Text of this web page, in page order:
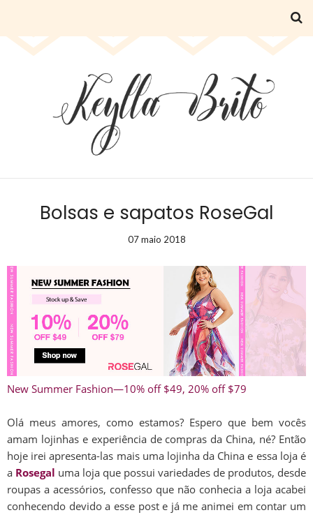
Bolsas e sapatos RoseGal
07 maio 2018
New Summer Fashion—10% off $49, 20% off $79
Olá meus amores, como estamos? Espero que bem vocês
amam lojinhas e experiência de compras da China, né? Então
hoje irei apresenta-las mais uma lojinha da China e essa loja é
a Rosegal uma loja que possui variedades de produtos, desde
roupas a acessórios, confesso que não conhecia a loja acabei
conhecendo devido a esse post e já me animei em contar um